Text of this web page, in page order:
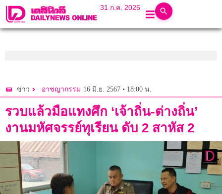
31 ก.ค. 2026
ข่าว อาชญากรรม 16 มิ.ย. 2567 • 18:00 น.
รวบแล้วมือแทงศึก ‘เจ้าถิ่น-ต่างถิ่น’
งานมหัศจรรย์ทุเรียน ดับ 2 สาหัส 2